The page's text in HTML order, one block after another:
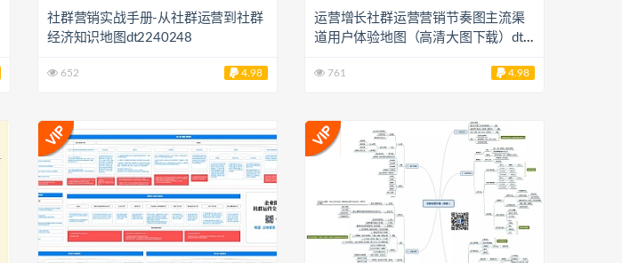
社群营销实战手册-从社群运营到社群
经济知识地图dt2240248
652 4.98
运营增长社群运营营销节奏图主流渠
道用户体验地图（高清大图下载）dt2
761 4.98